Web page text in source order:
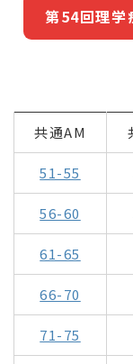
第54回理学
共通AM
51-55
56-60
61-65
66-70
71-75